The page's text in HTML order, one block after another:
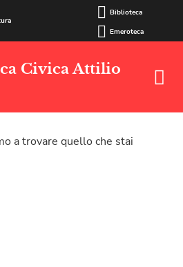
Biblioteca
Emeroteca
Civica Attilio
a trovare quello che stai